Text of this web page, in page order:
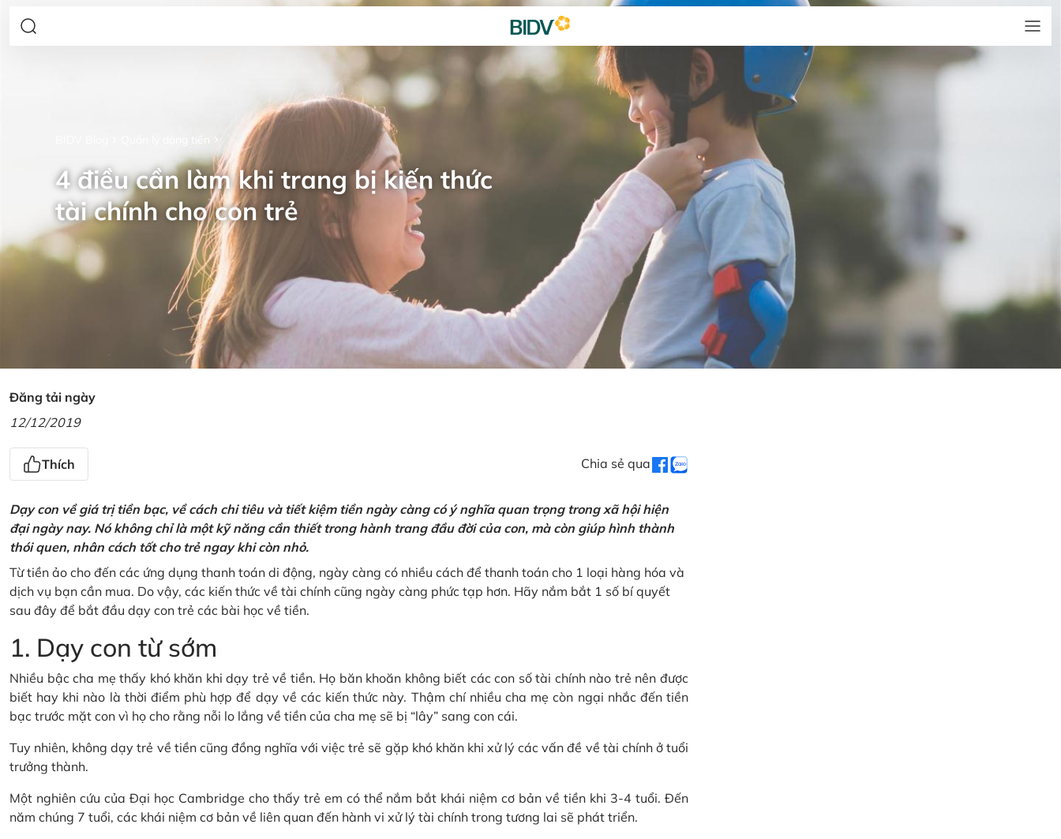
4 điều cần làm khi trang bị kiến thức
tài chính cho con trẻ
Đăng tải ngày
12/12/2019
Thích Chia sẻ qua
Dạy con về giá trị tiền bạc, về cách chi tiêu và tiết kiệm tiền ngày càng có ý nghĩa quan trọng trong xã hội hiện
đại ngày nay. Nó không chỉ là một kỹ năng cần thiết trong hành trang đầu đời của con, mà còn giúp hình thành
thói quen, nhân cách tốt cho trẻ ngay khi còn nhỏ.
Từ tiền ảo cho đến các ứng dụng thanh toán di động, ngày càng có nhiều cách để thanh toán cho 1 loại hàng hóa và
dịch vụ bạn cần mua. Do vậy, các kiến thức về tài chính cũng ngày càng phức tạp hơn. Hãy nắm bắt 1 số bí quyết
sau đây để bắt đầu dạy con trẻ các bài học về tiền.
1. Dạy con từ sớm
Nhiều bậc cha mẹ thấy khó khăn khi dạy trẻ về tiền. Họ băn khoăn không biết các con số tài chính nào trẻ nên được
biết hay khi nào là thời điểm phù hợp để dạy về các kiến thức này. Thậm chí nhiều cha mẹ còn ngại nhắc đến tiền
bạc trước mặt con vì họ cho rằng nỗi lo lắng về tiền của cha mẹ sẽ bị “lây” sang con cái.
Tuy nhiên, không dạy trẻ về tiền cũng đồng nghĩa với việc trẻ sẽ gặp khó khăn khi xử lý các vấn đề về tài chính ở tuổi
trưởng thành.
Một nghiên cứu của Đại học Cambridge cho thấy trẻ em có thể nắm bắt khái niệm cơ bản về tiền khi 3-4 tuổi. Đến
năm chúng 7 tuổi, các khái niệm cơ bản về liên quan đến hành vi xử lý tài chính trong tương lai sẽ phát triển.